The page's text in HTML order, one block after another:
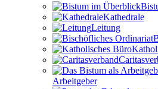
Kathedrale
Leitung
Arbeitgeber